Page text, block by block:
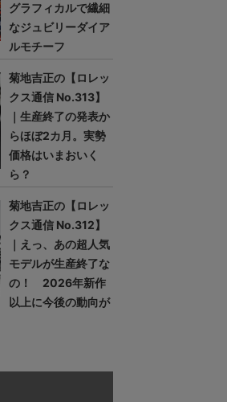
グラフィカルで繊細
なジュビリーダイア
ルモチーフ
菊地吉正の【ロレッ
クス通信 No.313】
｜生産終了の発表か
らほぼ2カ月。実勢
価格はいまおいく
ら？
菊地吉正の【ロレッ
クス通信 No.312】
｜えっ、あの超人気
モデルが生産終了な
の！ 2026年新作
以上に今後の動向が